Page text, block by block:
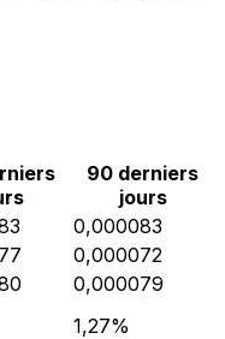
90 derniers
jours
0,000083
0,000072
0,000079
1,27%